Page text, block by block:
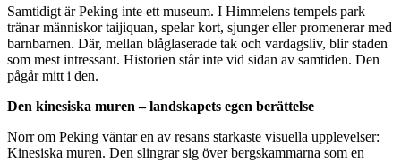
Samtidigt är Peking inte ett museum. I Himmelens tempels park
tränar människor taijiquan, spelar kort, sjunger eller promenerar med
barnbarnen. Där, mellan blåglaserade tak och vardagsliv, blir staden
som mest intressant. Historien står inte vid sidan av samtiden. Den
pågår mitt i den.
Den kinesiska muren – landskapets egen berättelse
Norr om Peking väntar en av resans starkaste visuella upplevelser:
Kinesiska muren. Den slingrar sig över bergskammarna som en